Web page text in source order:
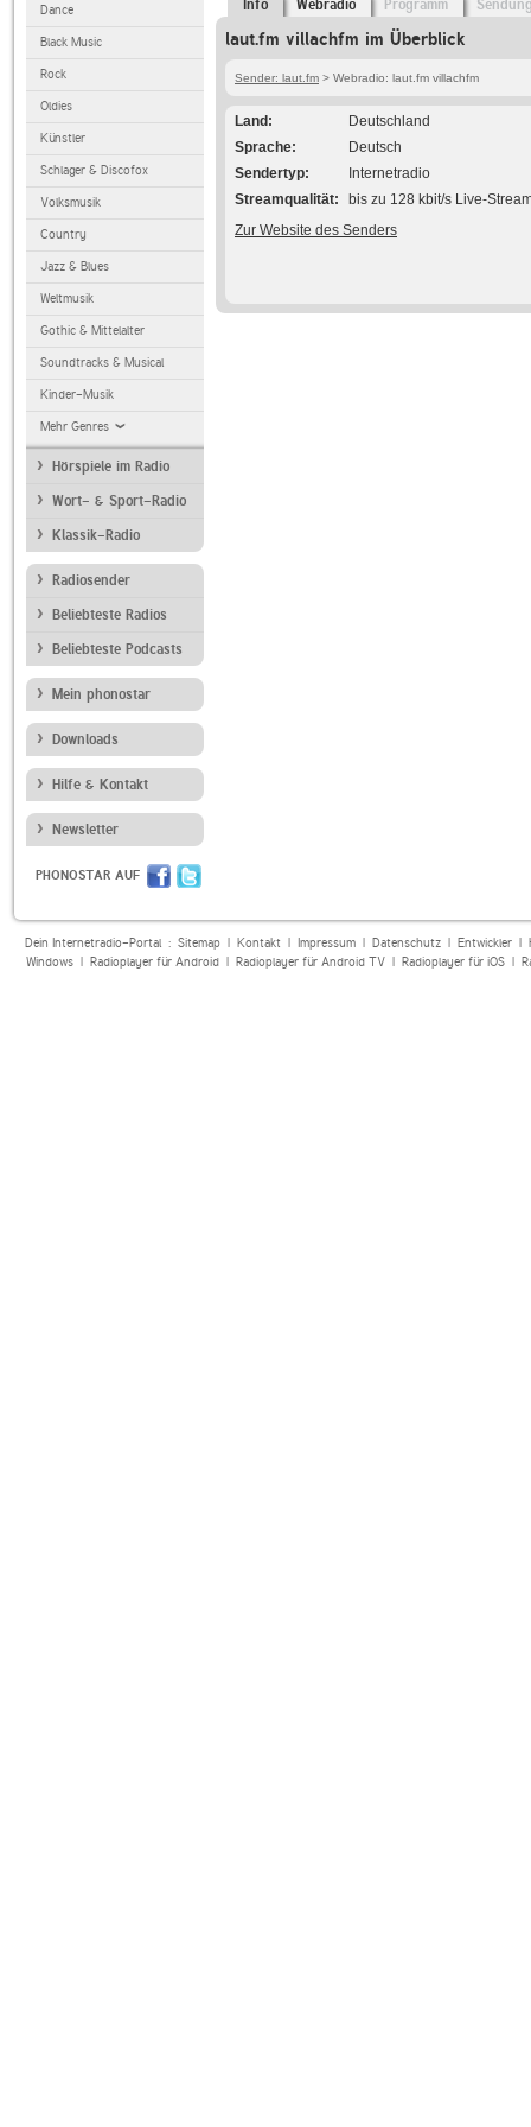
Dance
Black Music
Rock
Oldies
Künstler
Schlager & Discofox
Volksmusik
Country
Jazz & Blues
Weltmusik
Gothic & Mittelalter
Soundtracks & Musical
Kinder-Musik
Mehr Genres
Hörspiele im Radio
Wort- & Sport-Radio
Klassik-Radio
Radiosender
Beliebteste Radios
Beliebteste Podcasts
Mein phonostar
Downloads
Hilfe & Kontakt
Newsletter
PHONOSTAR AUF
Info Webradio Programm
laut.fm villachfm im Überblick
Sender: laut.fm > Webradio: laut.fm villachfm
Land
Deutschland
Sprache
Deutsch
Sendertyp
Internetradio
Streamqualität
bis zu 128 kbit/s Live-
Zur Website des Senders
Dein Internetradio-Portal : Sitemap| Kontakt| Impressum| Datenschutz| Entwickler|
Windows| Radioplayer für Android| Radioplayer für Android TV| Radioplayer für iOS|